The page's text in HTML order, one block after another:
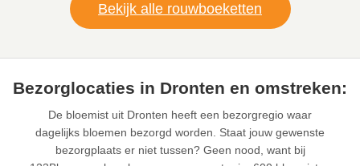
Bekijk alle rouwboeketten
Bezorglocaties in Dronten en omstreken:
De bloemist uit Dronten heeft een bezorgregio waar
dagelijks bloemen bezorgd worden. Staat jouw gewenste
bezorgplaats er niet tussen? Geen nood, want bij